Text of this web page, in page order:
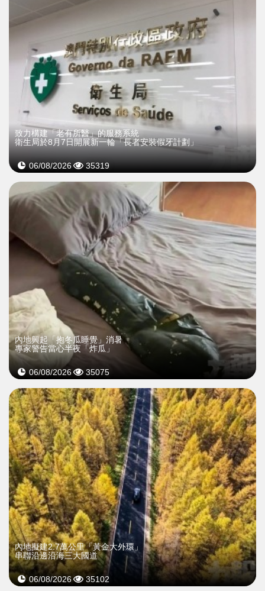
致力構建「老有所醫」的服務系統
衛生局於8月7日開展新一輪「長者安裝假牙計劃」
06/08/2026 35319
內地興起「抱冬瓜睡覺」消暑
專家警告當心半夜「炸瓜」
06/08/2026 35075
內地擬建2.7萬公里「黃金大外環」
串聯沿邊沿海三大國道
06/08/2026 35102